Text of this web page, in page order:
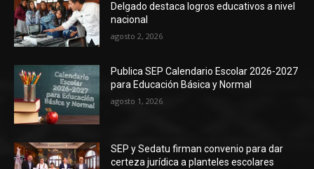
Delgado destaca logros educativos a nivel
nacional
agosto 2, 2026
Publica SEP Calendario Escolar 2026-2027
para Educación Básica y Normal
agosto 1, 2026
SEP y Sedatu firman convenio para dar
certeza jurídica a planteles escolares